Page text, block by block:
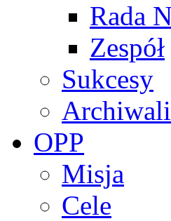
Rada
Zespół
Sukcesy
OPP
Misja
Cele